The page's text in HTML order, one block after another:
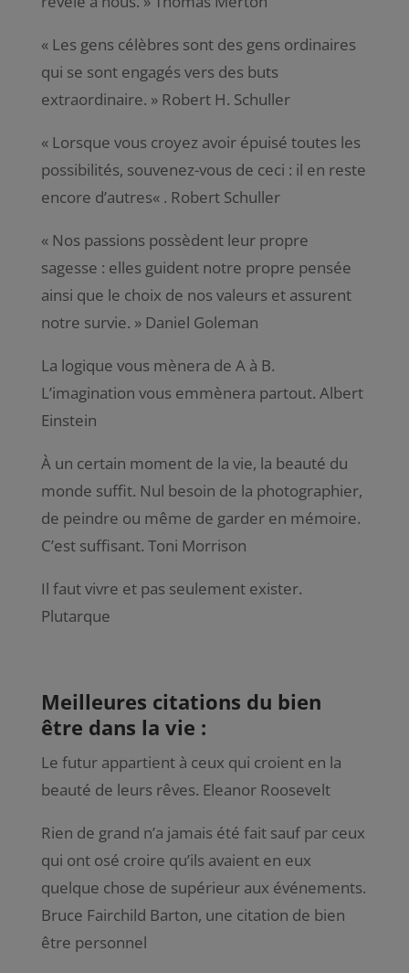
« Les gens célèbres sont des gens ordinaires
qui se sont engagés vers des buts
extraordinaire. » Robert H. Schuller
« Lorsque vous croyez avoir épuisé toutes les
possibilités, souvenez-vous de ceci : il en reste
encore d’autres« . Robert Schuller
« Nos passions possèdent leur propre
sagesse : elles guident notre propre pensée
ainsi que le choix de nos valeurs et assurent
notre survie. » Daniel Goleman
La logique vous mènera de A à B.
L’imagination vous emmènera partout. Albert
Einstein
À un certain moment de la vie, la beauté du
monde suffit. Nul besoin de la photographier,
de peindre ou même de garder en mémoire.
C’est suffisant. Toni Morrison
Il faut vivre et pas seulement exister.
Plutarque
Meilleures citations du bien
être dans la vie :
Le futur appartient à ceux qui croient en la
beauté de leurs rêves. Eleanor Roosevelt
Rien de grand n’a jamais été fait sauf par ceux
qui ont osé croire qu’ils avaient en eux
quelque chose de supérieur aux événements.
Bruce Fairchild Barton, une citation de bien
être personnel